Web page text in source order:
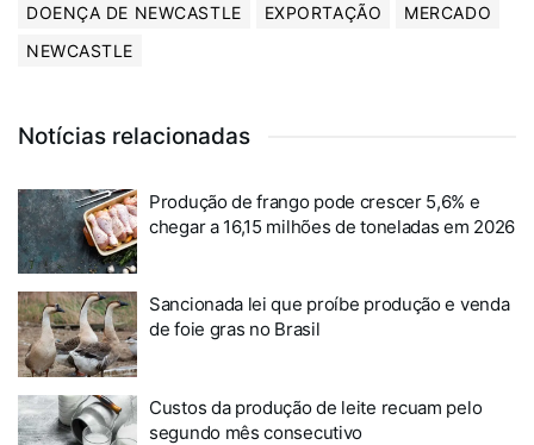
DOENÇA DE NEWCASTLE
EXPORTAÇÃO
MERCADO
NEWCASTLE
Notícias relacionadas
Produção de frango pode crescer 5,6% e
chegar a 16,15 milhões de toneladas em 2026
Sancionada lei que proíbe produção e venda
de foie gras no Brasil
Custos da produção de leite recuam pelo
segundo mês consecutivo